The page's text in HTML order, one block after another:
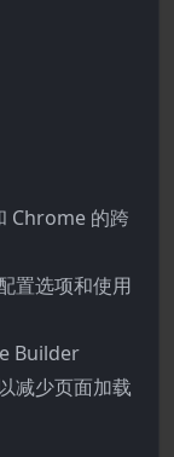
Chrome 的跨
置选项和使用
Builder
减少页面加载